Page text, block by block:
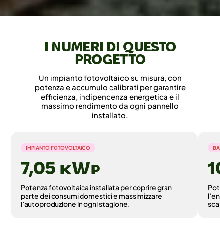
I NUMERI DI QUESTO
PROGETTO
Un impianto fotovoltaico su misura, con
potenza e accumulo calibrati per garantire
efficienza, indipendenza energetica e il
massimo rendimento da ogni pannello
installato.
IMPIANTO FOTOVOLTAICO
Potenza fotovoltaica installata per coprire gran
parte dei consumi domestici e massimizzare
l’autoproduzione in ogni stagione.
7,05 ©